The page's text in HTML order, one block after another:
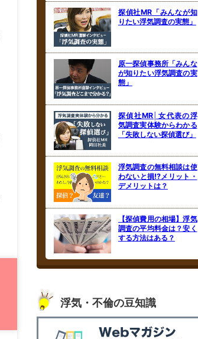
探偵社MR「みんなが知
りたい浮気調査の実態」
原一探偵事務所「みんな
が知りたい浮気調査の実
態」
探偵社MR│女代表の浮
気調査実体験からわかる
「失敗しない探偵選び」
浮気調査の無料相談は使
わないと損!?メリット・
デメリットは？
【探偵費用の相場】浮気
調査の平均料金は？安く
する方法はある？
浮気・不倫の豆知識